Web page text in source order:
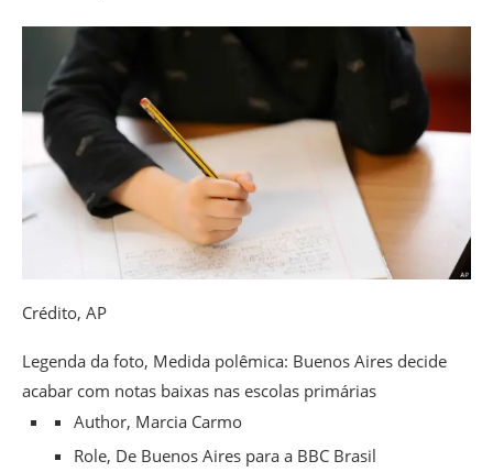
Crédito, AP
Legenda da foto, Medida polêmica: Buenos Aires decide
acabar com notas baixas nas escolas primárias
Author, Marcia Carmo
Role, De Buenos Aires para a BBC Brasil